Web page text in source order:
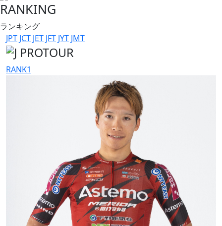
RANKING
ランキング
JPT JCT JET JFT JYT JMT
RANK1